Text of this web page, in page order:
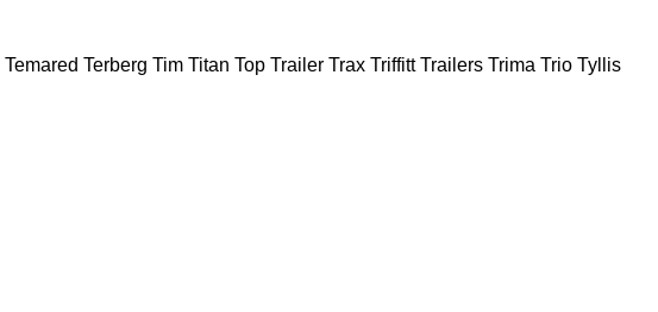
Temared Terberg Tim Titan Top Trailer Trax Triffitt Trailers Trima Trio Tyllis